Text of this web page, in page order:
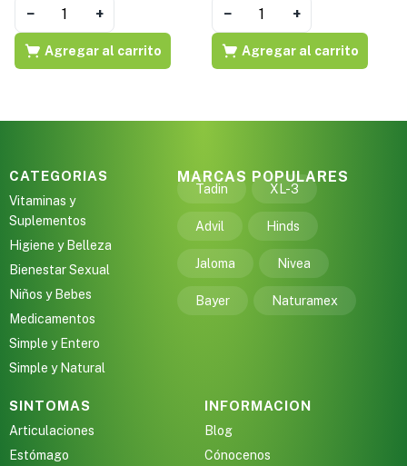
− +
Agregar al carrito
− +
Agregar al carrito
CATEGORIAS
Vitaminas y
Suplementos
Higiene y Belleza
Bienestar Sexual
Niños y Bebes
Medicamentos
Simple y Entero
Simple y Natural
MARCAS POPULARES
Tadin XL-3
Advil Hinds
Jaloma Nivea
Bayer Naturamex
SINTOMAS
Articulaciones
Estómago
INFORMACION
Blog
Cónocenos